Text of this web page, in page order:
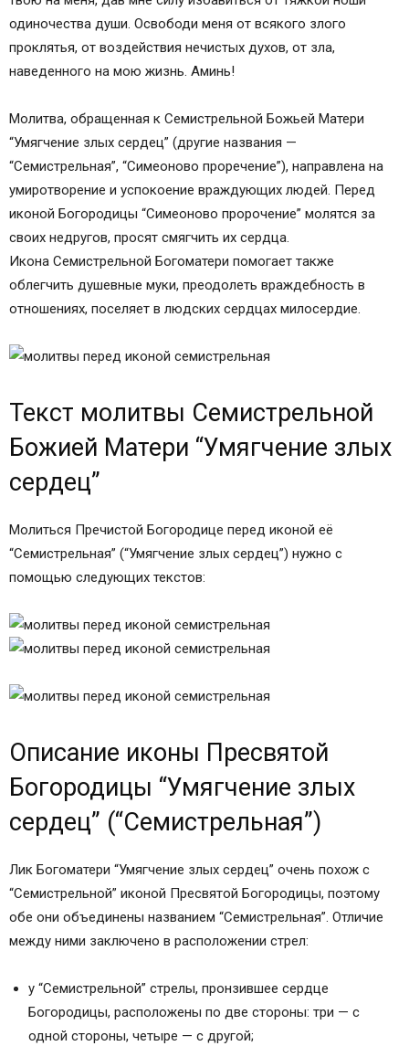
одиночества души. Освободи меня от всякого злого
проклятья, от воздействия нечистых духов, от зла,
наведенного на мою жизнь. Аминь!
Молитва, обращенная к Семистрельной Божьей Матери
“Умягчение злых сердец” (другие названия —
“Семистрельная”, “Симеоново проречение”), направлена на
умиротворение и успокоение враждующих людей. Перед
иконой Богородицы “Симеоново пророчение” молятся за
своих недругов, просят смягчить их сердца.
Икона Семистрельной Богоматери помогает также
облегчить душевные муки, преодолеть враждебность в
отношениях, поселяет в людских сердцах милосердие.
Текст молитвы Семистрельной
Божией Матери “Умягчение злых
сердец”
Молиться Пречистой Богородице перед иконой её
“Семистрельная” (“Умягчение злых сердец”) нужно с
помощью следующих текстов:
Описание иконы Пресвятой
Богородицы “Умягчение злых
сердец” (“Семистрельная”)
Лик Богоматери “Умягчение злых сердец” очень похож с
“Семистрельной” иконой Пресвятой Богородицы, поэтому
обе они объединены названием “Семистрельная”. Отличие
между ними заключено в расположении стрел:
у “Семистрельной” стрелы, пронзившее сердце
Богородицы, расположены по две стороны: три — с
одной стороны, четыре — с другой;